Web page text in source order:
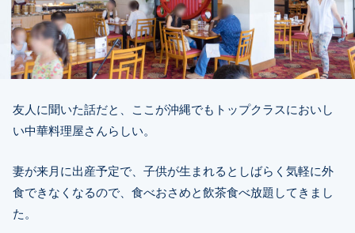
友人に聞いた話だと、ここが沖縄でもトップクラスにおいし
い中華料理屋さんらしい。
妻が来月に出産予定で、子供が生まれるとしばらく気軽に外
食できなくなるので、食べおさめと飲茶食べ放題してきまし
た。